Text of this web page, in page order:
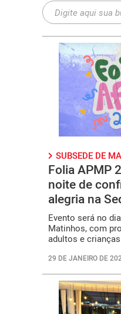
SUBSEDE DE
Folia APMP
noite de
alegria na
Evento será no
Matinhos, com
adultos e crianças
29 DE JANEIRO DE